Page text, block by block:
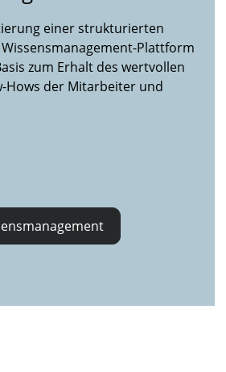
einer strukturierten
Plattform
zum Erhalt des wertvollen
Hows der Mitarbeiter und